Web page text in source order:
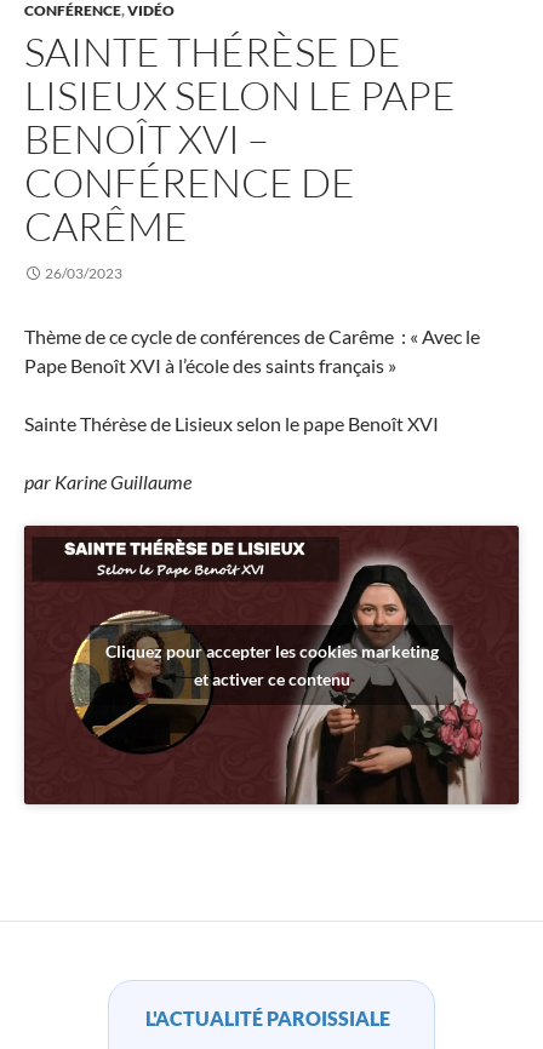
CONFÉRENCE,VIDÉO
SAINTE THÉRÈSE DE
LISIEUX SELON LE PAPE
BENOÎT XVI –
CONFÉRENCE DE
CARÊME
26/03/2023
Thème de ce cycle de conférences de Carême : « Avec le
Pape Benoît XVI à l’école des saints français »
Sainte Thérèse de Lisieux selon le pape Benoît XVI
par Karine Guillaume
Cliquez pour accepter les cookies marketing
et activer ce contenu
L'ACTUALITÉ PAROISSIALE